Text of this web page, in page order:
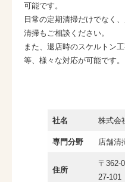
可能です。
日常の定期清掃だけでなく
清掃もご相談ください。
また、退店時のスケルトン
等、様々な対応が可能です。
社名 株式会
専門分野 店舗清
住所
〒362-
27-101